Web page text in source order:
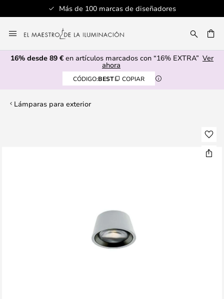
Más de 100 marcas de diseñadores
al
contenido
16% desde 89 € en artículos marcados con “16% EXTRA” Ver
ahora
CÓDIGO:BEST COPIAR
Lámparas para exterior